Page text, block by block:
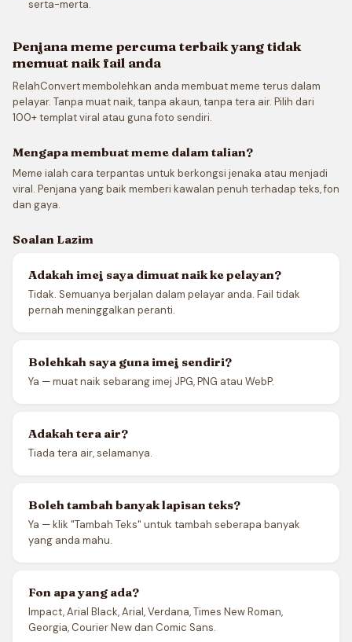
serta-merta.
Penjana meme percuma terbaik yang tidak
memuat naik fail anda
RelahConvert membolehkan anda membuat meme terus dalam
pelayar. Tanpa muat naik, tanpa akaun, tanpa tera air. Pilih dari
100+ templat viral atau guna foto sendiri.
Mengapa membuat meme dalam talian?
Meme ialah cara terpantas untuk berkongsi jenaka atau menjadi
viral. Penjana yang baik memberi kawalan penuh terhadap teks, fon
dan gaya.
Soalan Lazim
Adakah imej saya dimuat naik ke pelayan?
Tidak. Semuanya berjalan dalam pelayar anda. Fail tidak
pernah meninggalkan peranti.
Bolehkah saya guna imej sendiri?
Ya — muat naik sebarang imej JPG, PNG atau WebP.
Adakah tera air?
Tiada tera air, selamanya.
Boleh tambah banyak lapisan teks?
Ya — klik "Tambah Teks" untuk tambah seberapa banyak
yang anda mahu.
Fon apa yang ada?
Impact, Arial Black, Arial, Verdana, Times New Roman,
Georgia, Courier New dan Comic Sans.